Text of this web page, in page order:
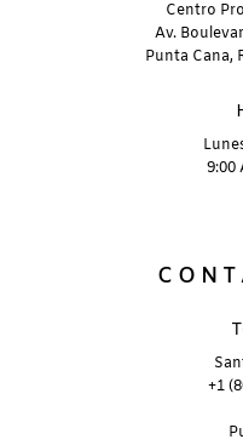
Centro
Av.
Punta Cana,
9:00
+1